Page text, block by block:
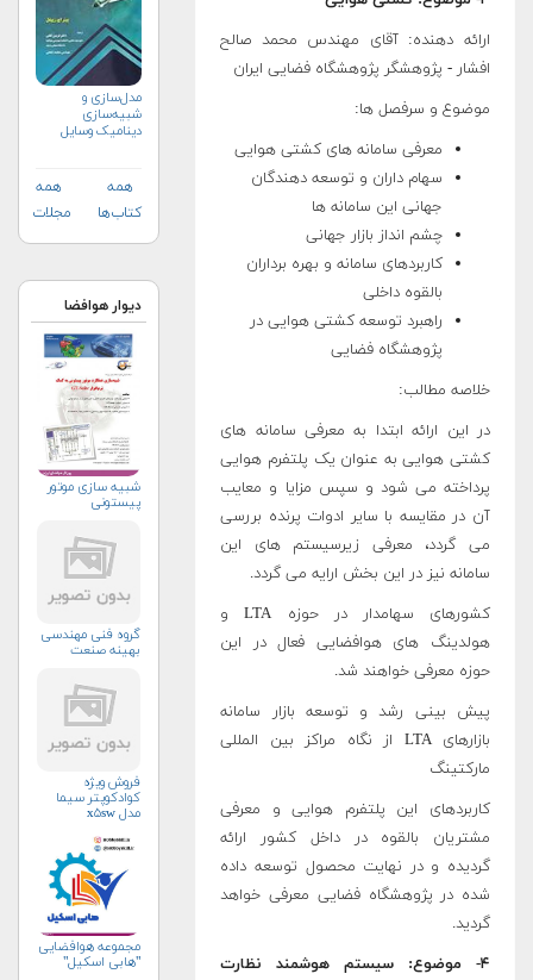
ارائه دهنده: آقای مهندس محمد صالح
افشار - پژوهشگر پژوهشگاه فضایی ایران
موضوع و سرفصل‏ ها:
معرفی سامانه ­های کشتی هوایی
سهام داران و توسعه دهندگان
جهانی این سامانه ­ها
چشم­ انداز بازار جهانی
کاربردهای سامانه و بهره ­برداران
بالقوه داخلی
راهبرد توسعه کشتی­ هوایی در
پژوهشگاه فضایی
خلاصه مطالب:
در این ارائه ابتدا به معرفی سامانه­ های
کشتی هوایی به عنوان یک پلتفرم هوایی
پرداخته می­ شود و سپس مزایا و معایب
آن در مقایسه با سایر ادوات پرنده بررسی
می­ گردد، معرفی زیرسیستم­ های این
سامانه نیز در این بخش ارایه می­ گردد.
کشورهای سهامدار در حوزه LTA و
هولدینگ ­های هوافضایی فعال در این
حوزه معرفی خواهند شد.
پیش­ بینی رشد و توسعه بازار سامانه
بازارهای LTA از نگاه مراکز بین المللی
مارکتینگ
کاربردهای این پلتفرم هوایی و معرفی
مشتریان بالقوه در داخل کشور ارائه
گردیده و در نهایت محصول توسعه داده
شده در پژوهشگاه فضایی معرفی خواهد
گردید.
۴- موضوع: سیستم هوشمند نظارت
مدل‌سازی و
شبیه‌سازی
دینامیک وسایل
همه
کتاب‌ها
همه
مجلات
دیوار هوافضا
شبیه سازی موتور
پیستونی
گروه فنی مهندسی
بهینه صنعت
فروش ویژه
کوادکوپتر سیما
مدل x۵sw
مجموعه هوافضایی
"هابی اسکیل"